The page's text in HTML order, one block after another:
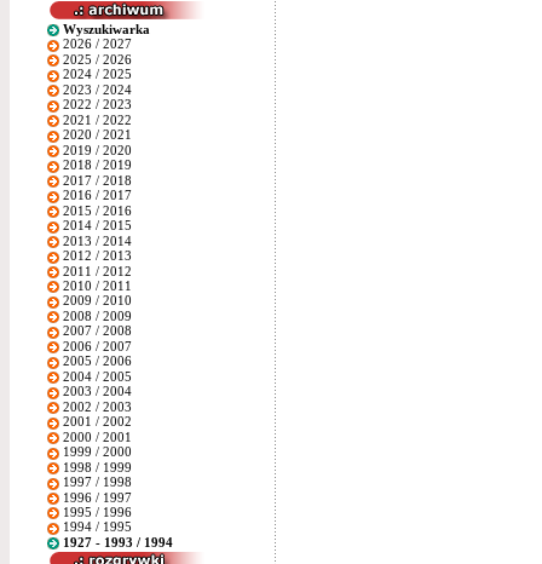
Wyszukiwarka
2026 / 2027
2025 / 2026
2024 / 2025
2023 / 2024
2022 / 2023
2021 / 2022
2020 / 2021
2019 / 2020
2018 / 2019
2017 / 2018
2016 / 2017
2015 / 2016
2014 / 2015
2013 / 2014
2012 / 2013
2011 / 2012
2010 / 2011
2009 / 2010
2008 / 2009
2007 / 2008
2006 / 2007
2005 / 2006
2004 / 2005
2003 / 2004
2002 / 2003
2001 / 2002
2000 / 2001
1999 / 2000
1998 / 1999
1997 / 1998
1996 / 1997
1995 / 1996
1994 / 1995
1927 - 1993 / 1994